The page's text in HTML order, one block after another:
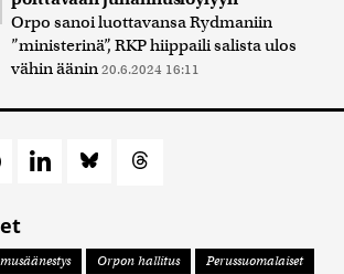
Orpo sanoi luottavansa Rydmaniin
”ministerinä”, RKP hiippaili salista ulos
vähin äänin 20.6.2024 16:11
Orpon hallitus
Perussuomalaiset